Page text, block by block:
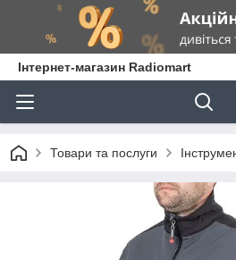
Інтернет-магазин Radiomart
Товари та послуги